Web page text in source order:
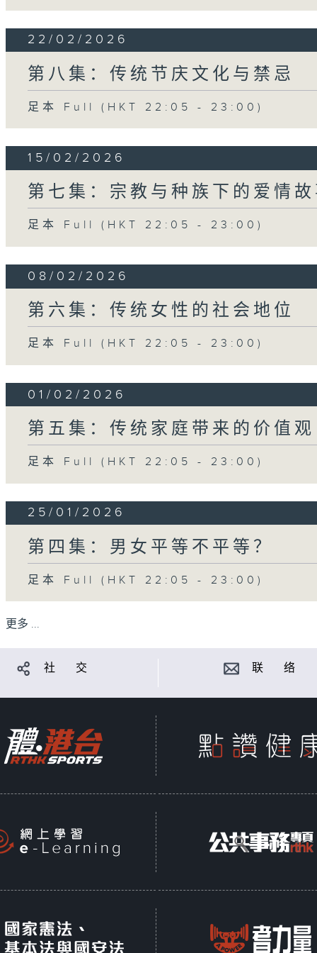
22/02/2026
第八集：传统节庆文化与禁忌
足本 Full (HKT 22:05 - 23:00)
15/02/2026
第七集：宗教与种族下的爱情
足本 Full (HKT 22:05 - 23:00)
08/02/2026
第六集：传统女性的社会地位
足本 Full (HKT 22:05 - 23:00)
01/02/2026
第五集：传统家庭带来的价值观
足本 Full (HKT 22:05 - 23:00)
25/01/2026
第四集：男女平等不平等？
足本 Full (HKT 22:05 - 23:00)
更多 ...
社 交 联 络